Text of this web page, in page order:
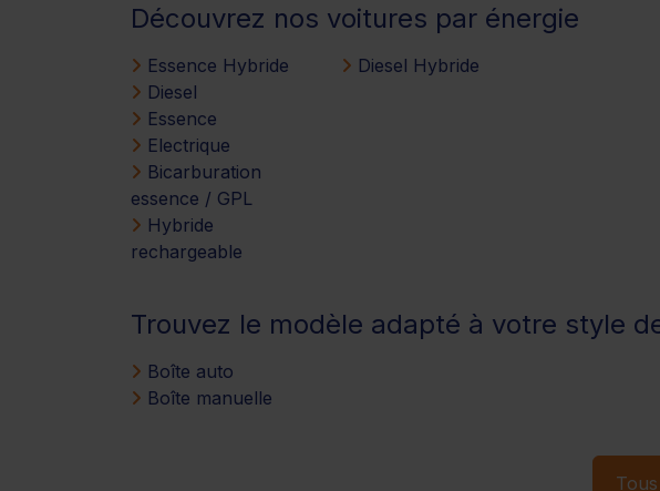
Découvrez nos voitures par énergie
Essence Hybride
Diesel
Essence
Electrique
Bicarburation
essence / GPL
Hybride
rechargeable
Diesel Hybride
Trouvez le modèle adapté à votre style
Boîte auto
Boîte manuelle